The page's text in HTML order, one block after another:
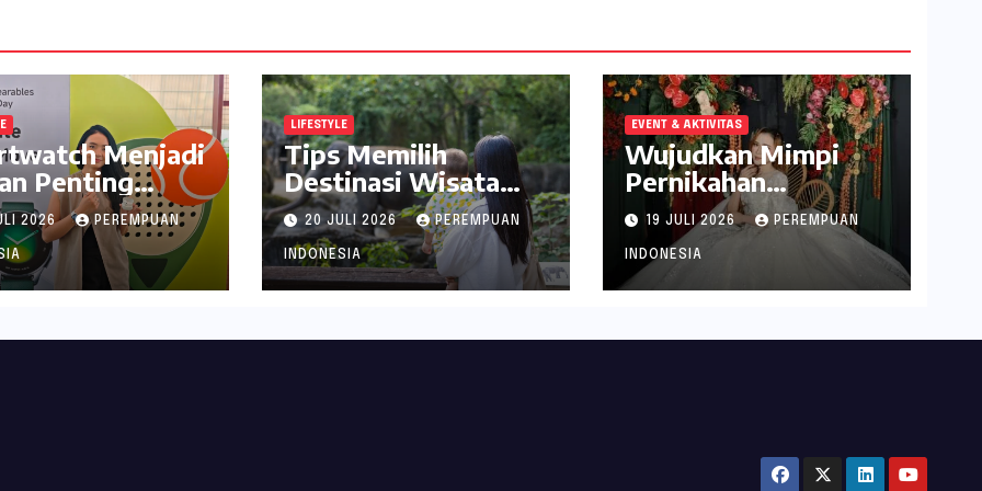
Menjadi
Penting
Kesehatan
2026 PEREMPUAN
LIFESTYLE
Tips Memilih
Destinasi Wisata
Seru di Jabodetabek
ala inDrive
20 JULI 2026 PEREMPUAN
INDONESIA
EVENT & AKTIVITAS
Wujudkan Mimpi
Pernikahan
Spektakuler di
Narita Hotel
Surabaya
19 JULI 2026 PEREMPUAN
INDONESIA